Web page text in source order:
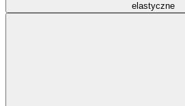
elastyczne